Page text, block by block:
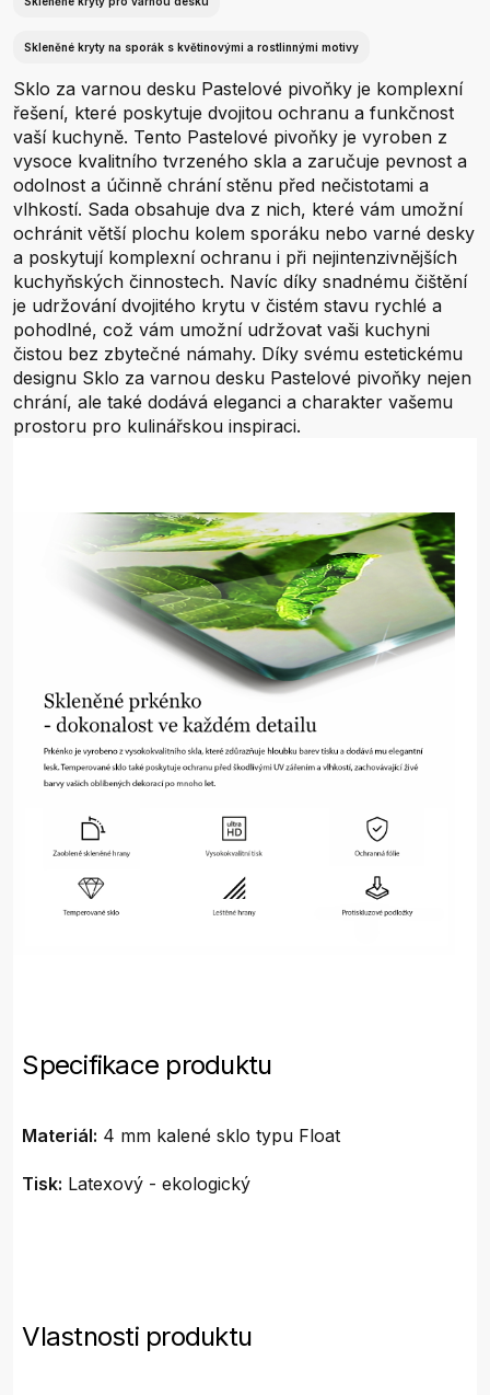
Skleněné kryty na sporák s květinovými a rostlinnými motivy
Sklo za varnou desku Pastelové pivoňky je komplexní
řešení, které poskytuje dvojitou ochranu a funkčnost
vaší kuchyně. Tento Pastelové pivoňky je vyroben z
vysoce kvalitního tvrzeného skla a zaručuje pevnost a
odolnost a účinně chrání stěnu před nečistotami a
vlhkostí. Sada obsahuje dva z nich, které vám umožní
ochránit větší plochu kolem sporáku nebo varné desky
a poskytují komplexní ochranu i při nejintenzivnějších
kuchyňských činnostech. Navíc díky snadnému čištění
je udržování dvojitého krytu v čistém stavu rychlé a
pohodlné, což vám umožní udržovat vaši kuchyni
čistou bez zbytečné námahy. Díky svému estetickému
designu Sklo za varnou desku Pastelové pivoňky nejen
chrání, ale také dodává eleganci a charakter vašemu
prostoru pro kulinářskou inspiraci.
Specifikace produktu
Materiál: 4 mm kalené sklo typu Float
Tisk: Latexový - ekologický
Vlastnosti produktu